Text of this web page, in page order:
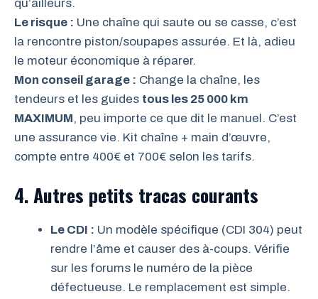
qu’ailleurs.
Le risque : Une chaîne qui saute ou se casse, c’est
la rencontre piston/soupapes assurée. Et là, adieu
le moteur économique à réparer.
Mon conseil garage : Change la chaîne, les
tendeurs et les guides tous les 25 000 km
MAXIMUM, peu importe ce que dit le manuel. C’est
une assurance vie. Kit chaîne + main d’œuvre,
compte entre 400€ et 700€ selon les tarifs.
4. Autres petits tracas courants
Le CDI : Un modèle spécifique (CDI 304) peut
rendre l’âme et causer des à-coups. Vérifie
sur les forums le numéro de la pièce
défectueuse. Le remplacement est simple.